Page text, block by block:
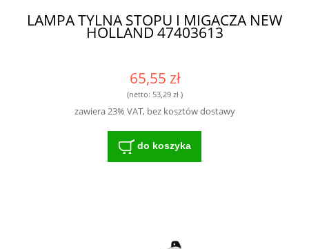
LAMPA TYLNA STOPU I MIGACZA NEW
HOLLAND 47403613
65,55 zł
(netto: 53,29 zł)
zawiera 23% VAT, bez kosztów dostawy
do koszyka